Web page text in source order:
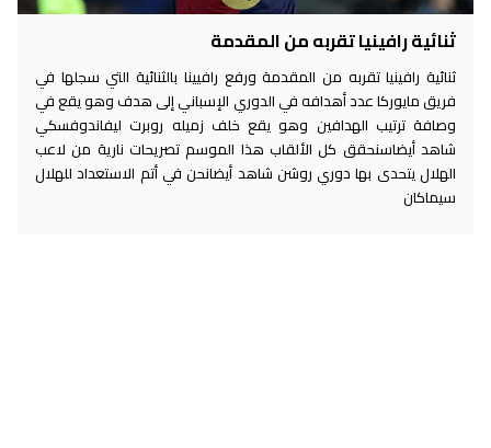
ثنائية رافينيا تقربه من المقدمة
ثنائية رافينيا تقربه من المقدمة ورفع رافيينا بالثنائية التي سجلها في
فريق مايوركا عدد أهدافه في الدوري الإسباني إلى هدف وهو يقع في
وصافة ترتيب الهدافين وهو يقع خلف زميله روبرت ليفاندوفسكي
شاهد أيضاسنحقق كل الألقاب هذا الموسم تصريحات نارية من لاعب
الهلال يتحدى بها دوري روشن شاهد أيضانحن في أتم الاستعداد للهلال
سيماكان